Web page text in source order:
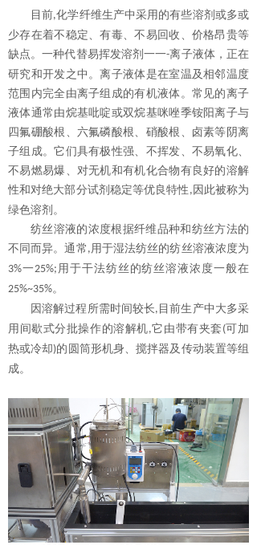
目前,化学纤维生产中采用的有些溶剂或多或
少存在着不稳定、有毒、不易回收、价格昂贵等
缺点。一种代替易挥发溶剂一一-离子液体，正在
研究和开发之中。离子液体是在室温及相邻温度
范围内完全由离子组成的有机液体。常见的离子
液体通常由烷基吡啶或双烷基咪唑季铵阳离子与
四氟硼酸根、六氟磷酸根、硝酸根、卤素等阴离
子组成。它们具有极性强、不挥发、不易氧化、
不易燃易爆、对无机和有机化合物有良好的溶解
性和对绝大部分试剂稳定等优良特性 , 因此被称为
绿色溶剂。
纺丝溶液的浓度根据纤维品种和纺丝方法的
不同而异。通常 ,用于湿法纺丝的纺丝溶液浓度为
3%一25%; 用于干法纺丝的纺丝溶液浓度一般在
25%~35%。
因溶解过程所需时间较长, 目前生产中大多采
用间歇式分批操作的溶解机,它由带有夹套 (可加
热或冷却)的圆筒形机身、搅拌器及传动装置等组
成。